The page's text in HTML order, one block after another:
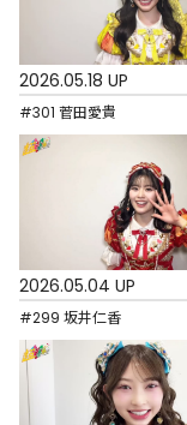
2026.05.18 UP
#301 菅田愛貴
2026.05.04 UP
#299 坂井仁香